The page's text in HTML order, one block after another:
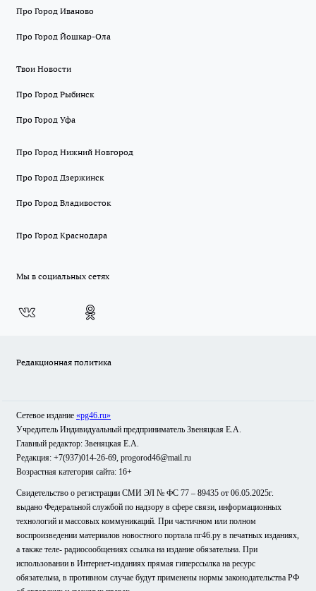
Про Город Иваново
Про Город Йошкар-Ола
Твои Новости
Про Город Рыбинск
Про Город Уфа
Про Город Нижний Новгород
Про Город Дзержинск
Про Город Владивосток
Про Город Краснодара
Мы в социальных сетях
Редакционная политика
Сетевое издание «pg46.ru»
Учредитель Индивидуальный предприниматель Звеняцкая Е.А.
Главный редактор: Звеняцкая Е.А.
Редакция: +7(937)014-26-69, progorod46@mail.ru
Возрастная категория сайта: 16+
Свидетельство о регистрации СМИ ЭЛ № ФС 77 – 89435 от 06.05.2025г.
выдано Федеральной службой по надзору в сфере связи, информационных
технологий и массовых коммуникаций. При частичном или полном
воспроизведении материалов новостного портала пг46.ру в печатных изданиях,
а также теле- радиосообщениях ссылка на издание обязательна. При
использовании в Интернет-изданиях прямая гиперссылка на ресурс
обязательна, в противном случае будут применены нормы законодательства РФ